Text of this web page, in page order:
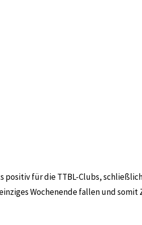
für Änderungen im
feste Termine im
K.o.-Wettbewerb mit allen
für die TTBL-Clubs,
Wochenende fallen und somit